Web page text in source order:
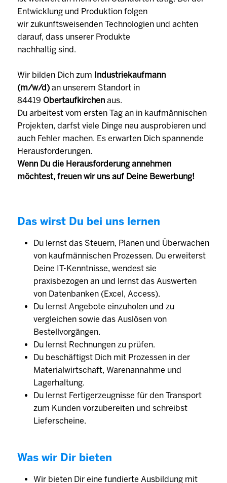
Entwicklung und Produktion folgen
wir zukunftsweisenden Technologien und achten
darauf, dass unserer Produkte
nachhaltig sind.
Wir bilden Dich zum Industriekaufmann
(m/w/d) an unserem Standort in
84419 Obertaufkirchen aus.
Du arbeitest vom ersten Tag an in kaufmännischen
Projekten, darfst viele Dinge neu ausprobieren und
auch Fehler machen. Es erwarten Dich spannende
Herausforderungen.
Wenn Du die Herausforderung annehmen
möchtest, freuen wir uns auf Deine Bewerbung!
Das wirst Du bei uns lernen
Du lernst das Steuern, Planen und Überwachen
von kaufmännischen Prozessen. Du erweiterst
Deine IT-Kenntnisse, wendest sie
praxisbezogen an und lernst das Auswerten
von Datenbanken (Excel, Access).
Du lernst Angebote einzuholen und zu
vergleichen sowie das Auslösen von
Bestellvorgängen.
Du lernst Rechnungen zu prüfen.
Du beschäftigst Dich mit Prozessen in der
Materialwirtschaft, Warenannahme und
Lagerhaltung.
Du lernst Fertigerzeugnisse für den Transport
zum Kunden vorzubereiten und schreibst
Lieferscheine.
Was wir Dir bieten
Wir bieten Dir eine fundierte Ausbildung mit